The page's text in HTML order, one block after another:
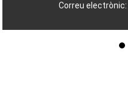
Correu electrònic: